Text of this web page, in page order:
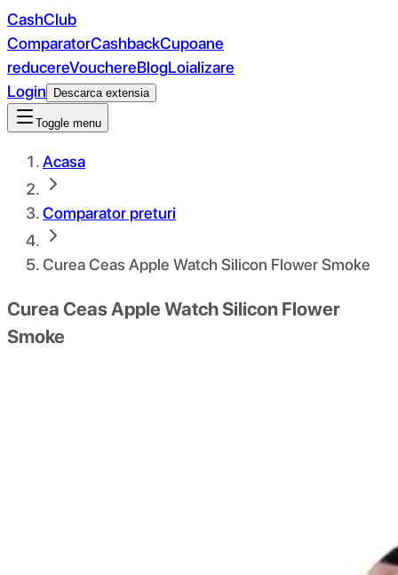
CashClub
ComparatorCashbackCupoane
reducereVouchereBlogLoializare
Login
Descarca extensia
Toggle menu
Acasa
Comparator preturi
Curea Ceas Apple Watch Silicon Flower Smoke
Curea Ceas Apple Watch Silicon Flower
Smoke